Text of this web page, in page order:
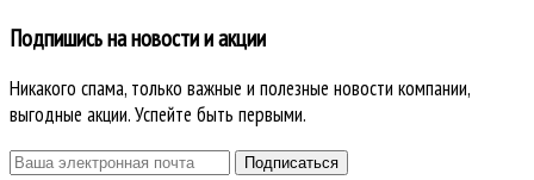
Подпишись на новости и акции
Никакого спама, только важные и полезные новости компании,
выгодные акции. Успейте быть первыми.